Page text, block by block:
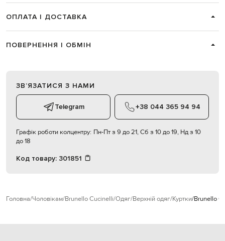
ОПЛАТА І ДОСТАВКА
ПОВЕРНЕННЯ І ОБМІН
ЗВʼЯЗАТИСЯ З НАМИ
Telegram +38 044 365 94 94
Графік роботи колцентру: Пн-Пт з 9 до 21, Сб з 10 до 19, Нд з 10
до 18
Код товару: 301851
Головна Чоловікам Brunello Cucinelli Одяг Верхній одяг Куртки Brunello